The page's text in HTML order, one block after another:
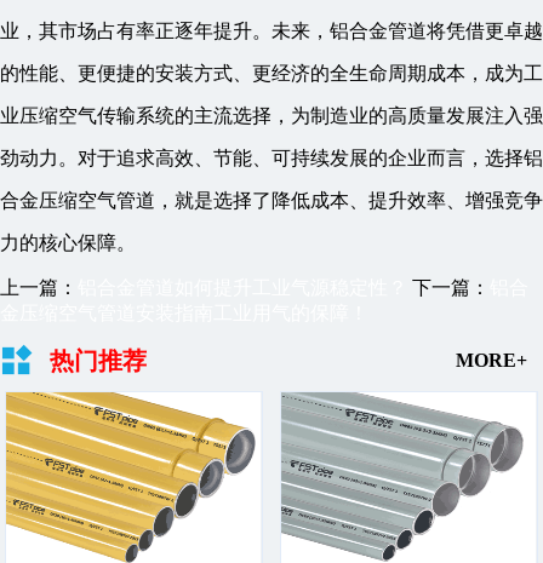
业，其市场占有率正逐年提升。未来，铝合金管道将凭借更卓越
的性能、更便捷的安装方式、更经济的全生命周期成本，成为工
业压缩空气传输系统的主流选择，为制造业的高质量发展注入强
劲动力。对于追求高效、节能、可持续发展的企业而言，选择铝
合金压缩空气管道，就是选择了降低成本、提升效率、增强竞争
力的核心保障。
上一篇： 下一篇：
热门推荐 MORE+